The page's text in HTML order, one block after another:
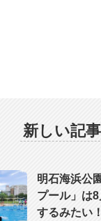
新しい記事
明石海浜公
プール」は
するみたい